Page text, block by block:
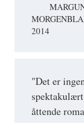
2014
"Det er
åttende